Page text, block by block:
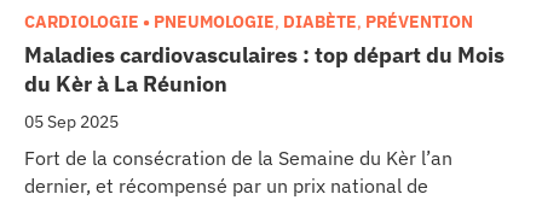
Maladies cardiovasculaires : top départ du Mois
du Kèr à La Réunion
05 Sep 2025
CARDIOLOGIE • PNEUMOLOGIE, DIABÈTE, PRÉVENTION
Fort de la consécration de la Semaine du Kèr l’an
dernier, et récompensé par un prix national de